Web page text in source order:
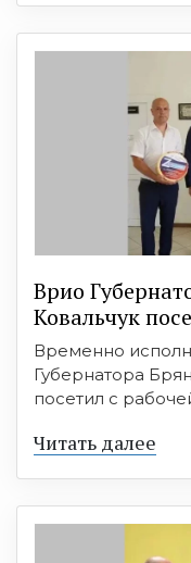
Врио
Ковальчук
Временно
Губернатора
посетил с
Читать далее